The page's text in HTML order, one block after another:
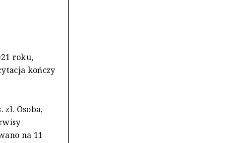
roku,
kończy
Osoba,
na 11